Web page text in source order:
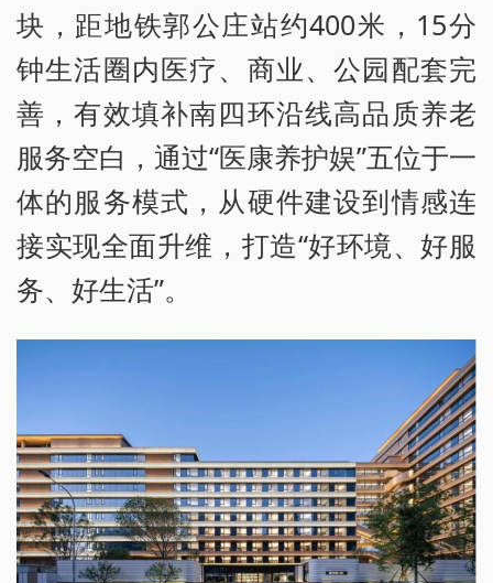
块，距地铁郭公庄站约400米，15分
钟生活圈内医疗、商业、公园配套完
善，有效填补南四环沿线高品质养老
服务空白，通过“医康养护娱”五位于一
体的服务模式，从硬件建设到情感连
接实现全面升维，打造“好环境、好服
务、好生活”。